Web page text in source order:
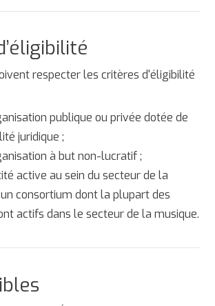
respecter les critères d'éligibilité
publique ou privée dotée de
juridique ;
à but non-lucratif ;
active au sein du secteur de la
consortium dont la plupart des
actifs dans le secteur de la musique.